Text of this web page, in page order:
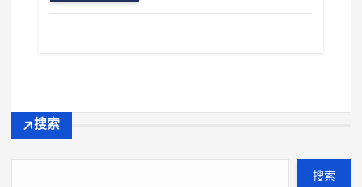
搜索
搜索